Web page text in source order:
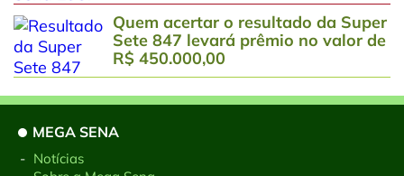
Quem acertar o resultado da Super
Sete 847 levará prêmio no valor de
R$ 450.000,00
MEGA SENA
- Notícias